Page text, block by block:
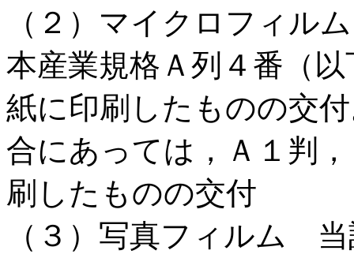
（２）マイクロフィル
本産業規格Ａ列４番（
紙に印刷したものの交
合にあっては，Ａ１判
刷したものの交付
（３）写真フィルム